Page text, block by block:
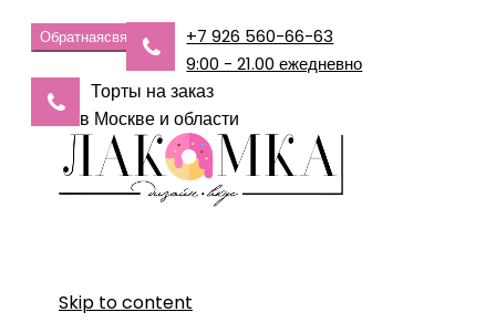
Обратнаясвязь
+7 926 560-66-63
9:00 - 21.00 ежедневно
Торты на заказ
в Москве и области
Skip to content